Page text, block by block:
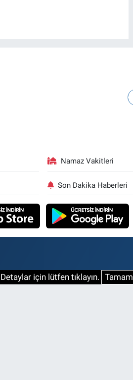
Namaz Vakitleri
Son Dakika Haberleri
için lütfen tıklayın. Tamam